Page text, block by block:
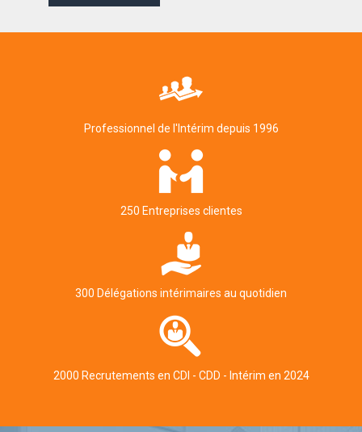
Professionnel de l'Intérim depuis 1996
250 Entreprises clientes
300 Délégations intérimaires au quotidien
2000 Recrutements en CDI - CDD - Intérim en 2024